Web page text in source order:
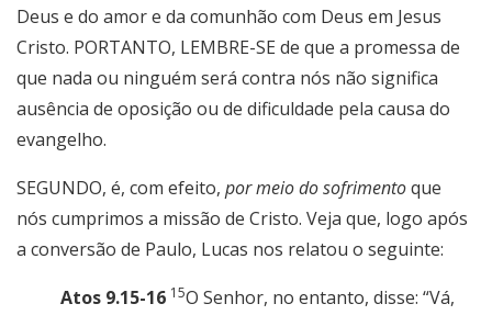
Deus e do amor e da comunhão com Deus em Jesus
Cristo. PORTANTO, LEMBRE-SE de que a promessa de
que nada ou ninguém será contra nós não significa
ausência de oposição ou de dificuldade pela causa do
evangelho.
SEGUNDO, é, com efeito, por meio do sofrimentoque
nós cumprimos a missão de Cristo. Veja que, logo após
a conversão de Paulo, Lucas nos relatou o seguinte:
Atos 9.15-16 15O Senhor, no entanto, disse: “Vá,